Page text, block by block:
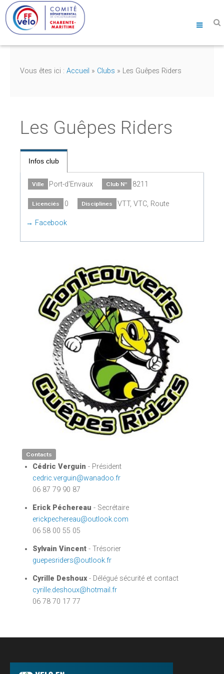
Vous êtes ici : Accueil » Clubs » Les Guêpes Riders
Les Guêpes Riders
Infos club
Ville Port-d'Envaux Club Nº 8211
Licenciés 0 Disciplines VTT, VTC, Route
Facebook
Contacts
Cédric Verguin - Président
cedric.verguin@wanadoo.fr
06 87 79 90 87
Erick Péchereau - Secrétaire
erickpechereau@outlook.com
06 58 00 55 05
Sylvain Vincent - Trésorier
guepesriders@outlook.fr
Cyrille Deshoux- Délégué sécurité et contact
cyrille.deshoux@hotmail.fr
06 78 70 17 77